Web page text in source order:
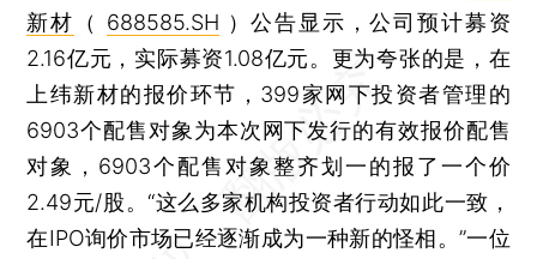
新材 （ 688585.SH ）公告显示，公司预计募资
2.16亿元，实际募资1.08亿元。更为夸张的是，在
上纬新材的报价环节，399家网下投资者管理的
6903个配售对象为本次网下发行的有效报价配售
对象，6903个配售对象整齐划一的报了一个价
2.49元/股。“这么多家机构投资者行动如此一致，
在IPO询价市场已经逐渐成为一种新的怪相。”一位